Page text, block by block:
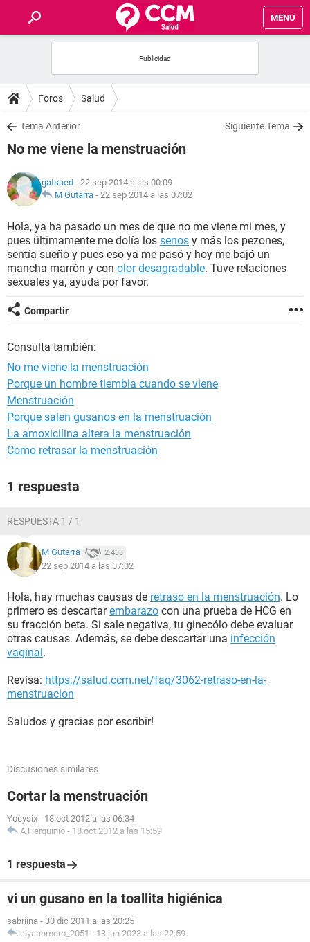
MENU
FOROS
SALUD
NUTRICIÓN
BIENESTAR
SEXUALIDAD
GLOSARIO
Foros Salud
Tema Anterior Siguiente Tema
No me viene la menstruación
gatsued - 22 sep 2014 a las 00:09
M Gutarra - 22 sep 2014 a las 07:02
Hola, ya ha pasado un mes de que no me viene mi mes, y
pues últimamente me dolía los senos y más los pezones,
sentía sueño y pues eso ya me pasó y hoy me bajó un
mancha marrón y con olor desagradable. Tuve relaciones
sexuales ya, ayuda por favor.
Compartir
Consulta también:
No me viene la menstruación
Porque un hombre tiembla cuando se viene
Menstruación
Porque salen gusanos en la menstruación
La amoxicilina altera la menstruación
Como retrasar la menstruación
1 respuesta
RESPUESTA 1 / 1
M Gutarra 2.433
22 sep 2014 a las 07:02
Hola, hay muchas causas de retraso en la menstruación. Lo
primero es descartarembarazo con una prueba de HCG en
su fracción beta. Si sale negativa, tu ginecólo debe evaluar
otras causas. Además, se debe descartar una infección
vaginal.
Revisa: https://salud.ccm.net/faq/3062-retraso-en-la-
menstruacion
Saludos y gracias por escribir!
Discusiones similares
Cortar la menstruación
Yoeysix - 18 oct 2012 a las 06:34
A.Herquinio - 18 oct 2012 a las 15:59
1 respuesta
vi un gusano en la toallita higiénica
sabriina - 30 dic 2011 a las 20:25
elyaahmero_2051 - 13 jun 2023 a las 22:59